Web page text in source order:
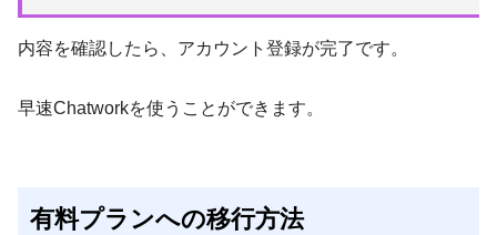
内容を確認したら、アカウント登録が完了です。
早速Chatworkを使うことができます。
有料プランへの移行方法